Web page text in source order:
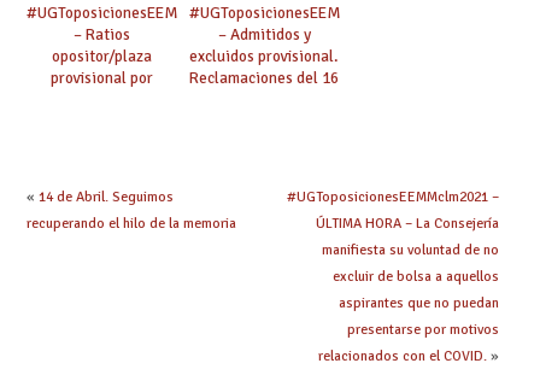
#UGToposicionesEEMMclm2021
– Ratios
opositor/plaza
provisional por
#UGToposicionesEEMMclm2021
– Admitidos y
excluidos provisional.
Reclamaciones del 16
« 14 de Abril. Seguimos
recuperando el hilo de la memoria
#UGToposicionesEEMMclm2021 –
ÚLTIMA HORA – La Consejería
manifiesta su voluntad de no
excluir de bolsa a aquellos
aspirantes que no puedan
presentarse por motivos
relacionados con el COVID.»